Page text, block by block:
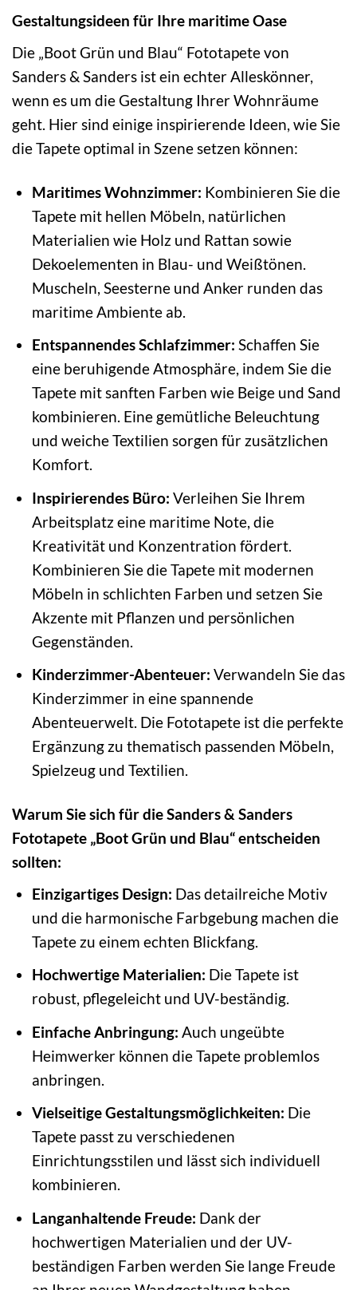
Gestaltungsideen für Ihre maritime Oase
Die „Boot Grün und Blau“ Fototapete von
Sanders & Sanders ist ein echter Alleskönner,
wenn es um die Gestaltung Ihrer Wohnräume
geht. Hier sind einige inspirierende Ideen, wie Sie
die Tapete optimal in Szene setzen können:
Maritimes Wohnzimmer: Kombinieren Sie die
Tapete mit hellen Möbeln, natürlichen
Materialien wie Holz und Rattan sowie
Dekoelementen in Blau- und Weißtönen.
Muscheln, Seesterne und Anker runden das
maritime Ambiente ab.
Entspannendes Schlafzimmer: Schaffen Sie
eine beruhigende Atmosphäre, indem Sie die
Tapete mit sanften Farben wie Beige und Sand
kombinieren. Eine gemütliche Beleuchtung
und weiche Textilien sorgen für zusätzlichen
Komfort.
Inspirierendes Büro: Verleihen Sie Ihrem
Arbeitsplatz eine maritime Note, die
Kreativität und Konzentration fördert.
Kombinieren Sie die Tapete mit modernen
Möbeln in schlichten Farben und setzen Sie
Akzente mit Pflanzen und persönlichen
Gegenständen.
Kinderzimmer-Abenteuer: Verwandeln Sie das
Kinderzimmer in eine spannende
Abenteuerwelt. Die Fototapete ist die perfekte
Ergänzung zu thematisch passenden Möbeln,
Spielzeug und Textilien.
Warum Sie sich für die Sanders & Sanders
Fototapete „Boot Grün und Blau“ entscheiden
sollten:
Einzigartiges Design: Das detailreiche Motiv
und die harmonische Farbgebung machen die
Tapete zu einem echten Blickfang.
Hochwertige Materialien: Die Tapete ist
robust, pflegeleicht und UV-beständig.
Einfache Anbringung: Auch ungeübte
Heimwerker können die Tapete problemlos
anbringen.
Vielseitige Gestaltungsmöglichkeiten: Die
Tapete passt zu verschiedenen
Einrichtungsstilen und lässt sich individuell
kombinieren.
Langanhaltende Freude: Dank der
hochwertigen Materialien und der UV-
beständigen Farben werden Sie lange Freude